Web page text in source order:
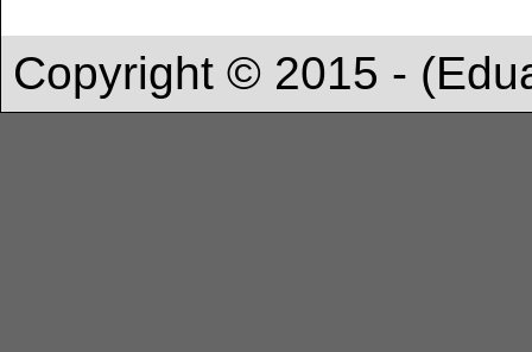
Copyright © 2015 -